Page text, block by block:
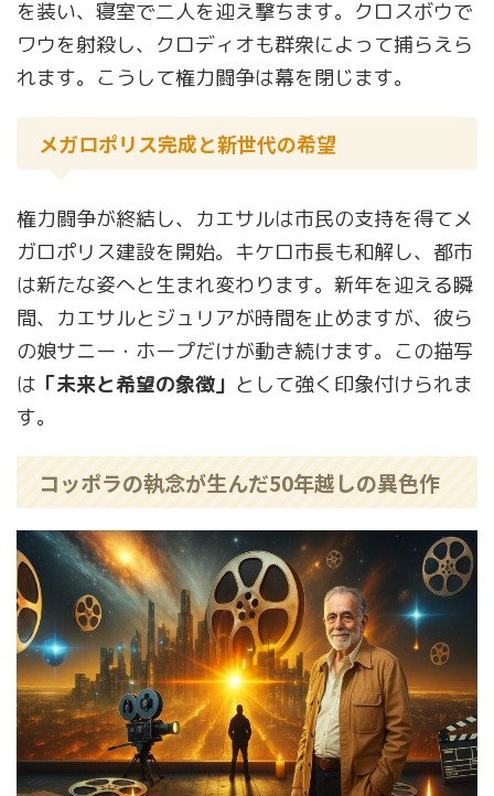
を装い、寝室で二人を迎え撃ちます。クロスボウで
ワウを射殺し、クロディオも群衆によって捕らえら
れます。こうして権力闘争は幕を閉じます。
メガロポリス完成と新世代の希望
権力闘争が終結し、カエサルは市民の支持を得てメ
ガロポリス建設を開始。キケロ市長も和解し、都市
は新たな姿へと生まれ変わります。新年を迎える瞬
間、カエサルとジュリアが時間を止めますが、彼ら
の娘サニー・ホープだけが動き続けます。この描写
は 「未来と希望の象徴」 として強く印象付けられま
す。
コッポラの執念が生んだ50年越しの異色作